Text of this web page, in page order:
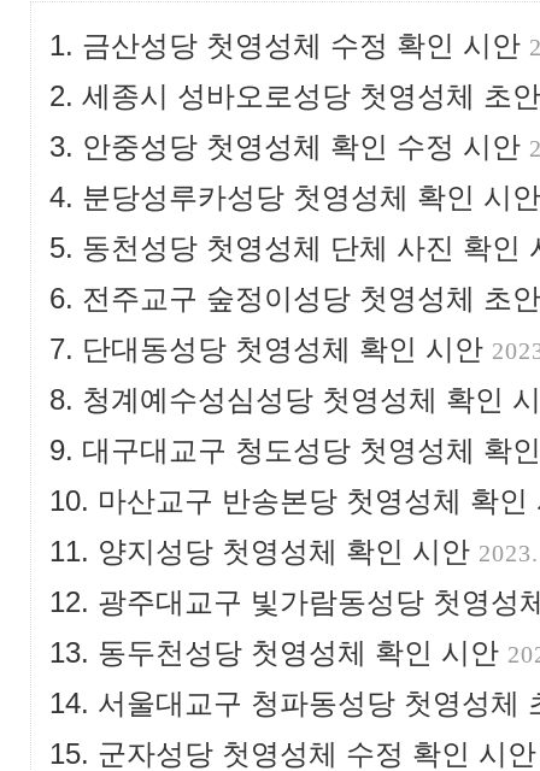
금산성당 첫영성체 수정 확인 시안
세종시 성바오로성당 첫영성체 초
안중성당 첫영성체 확인 수정 시안
분당성루카성당 첫영성체 확인 시
동천성당 첫영성체 단체 사진 확인
전주교구 숲정이성당 첫영성체 초
단대동성당 첫영성체 확인 시안
청계예수성심성당 첫영성체 확인
대구대교구 청도성당 첫영성체 확
마산교구 반송본당 첫영성체 확
양지성당 첫영성체 확인 시안
광주대교구 빛가람동성당 첫영성
동두천성당 첫영성체 확인 시안
서울대교구 청파동성당 첫영성체
군자성당 첫영성체 수정 확인 시